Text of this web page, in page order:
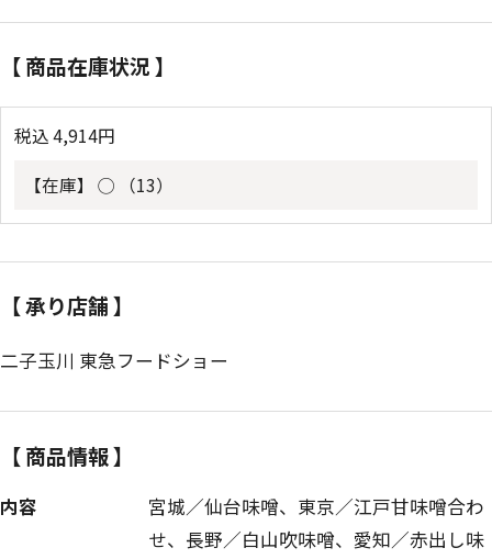
【 商品在庫状況 】
税込4,914円
【在庫】 ◯ （13）
【 承り店舗 】
二子玉川 東急フードショー
【 商品情報 】
内容
宮城／仙台味噌、東京／江戸甘味噌合わ
せ、長野／白山吹味噌、愛知／赤出し味